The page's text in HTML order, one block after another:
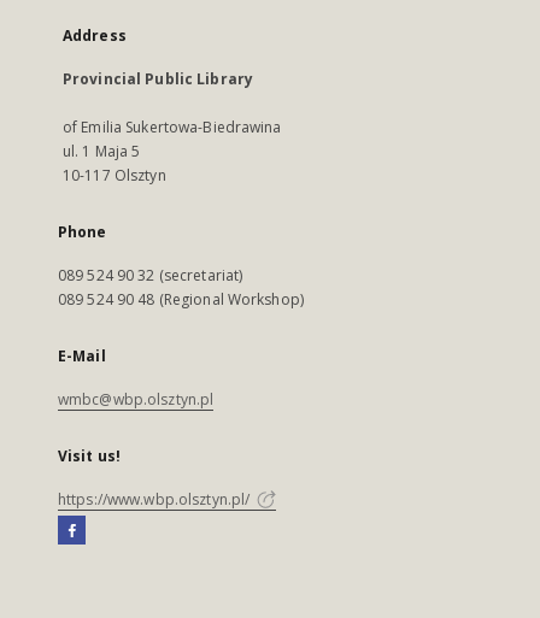
Address
Provincial Public Library
of Emilia Sukertowa-Biedrawina
ul. 1 Maja 5
10-117 Olsztyn
Phone
089 524 90 32 (secretariat)
089 524 90 48 (Regional Workshop)
E-Mail
wmbc@wbp.olsztyn.pl
Visit us!
https://www.wbp.olsztyn.pl/